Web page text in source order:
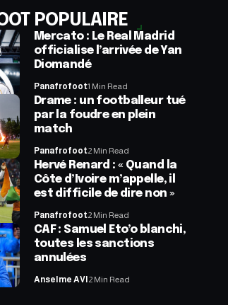
POPULAIRE
Mercato : Le Real Madrid
officialise l’arrivée de Yan
Diomandé
Panafrofoot1 Min Read
Drame : un footballeur tué
par la foudre en plein
match
Panafrofoot2 Min Read
Hervé Renard : « Quand la
Côte d’Ivoire m’appelle, il
est difficile de dire non »
Panafrofoot2 Min Read
CAF : Samuel Eto’o blanchi,
toutes les sanctions
annulées
Anselme AVI 2 Min Read